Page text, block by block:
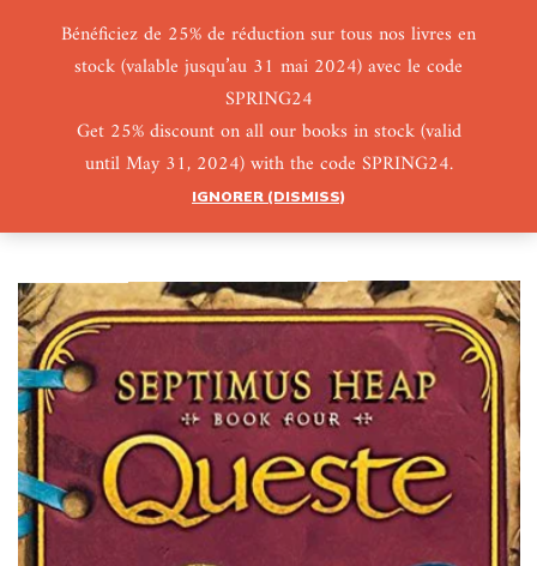
Bénéficiez de 25% de réduction sur tous nos livres en
stock (valable jusqu’au 31 mai 2024) avec le code
SPRING24
Get 25% discount on all our books in stock (valid
until May 31, 2024) with the code SPRING24.
IGNORER (DISMISS)
0 0